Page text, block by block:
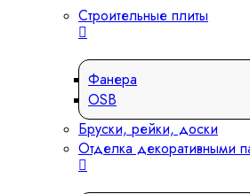
Строительные плиты
Фанера
OSB
Бруски, рейки, доски
Отделка декоративными